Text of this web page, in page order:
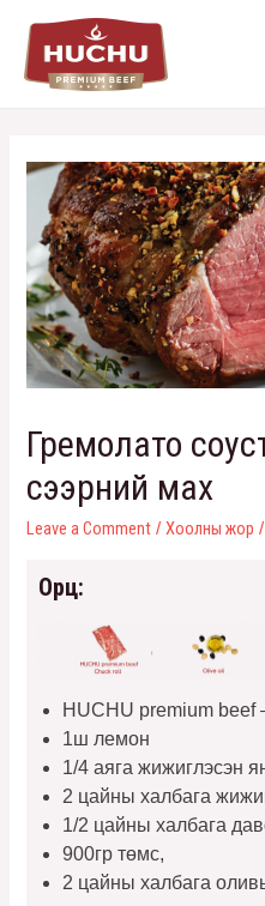
Гремолато
сээрний мах
Leave a Comment /Хоолны жор
Орц:
HUCHU premium beef
1ш лемон
1/4 аяга жижиглэсэн
2 цайны халбага
1/2 цайны халбага
900гр төмс,
2 цайны халбага